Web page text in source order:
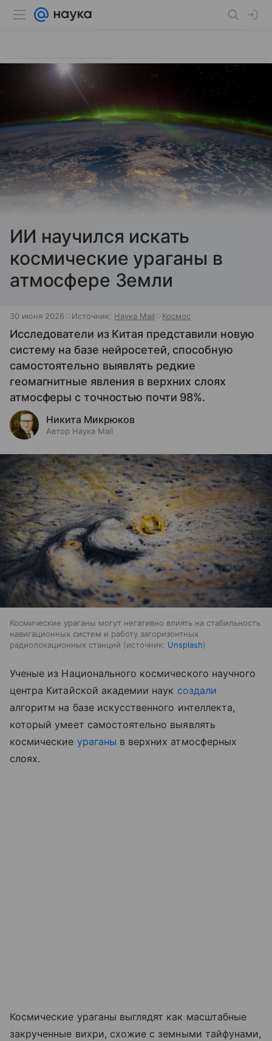
ИИ научился искать
космические ураганы в
атмосфере Земли
30 июня 2026 Источник: Наука Mail Космос
Исследователи из Китая представили новую
систему на базе нейросетей, способную
самостоятельно выявлять редкие
геомагнитные явления в верхних слоях
атмосферы с точностью почти 98%.
Никита Микрюков
Автор Наука Mail
Космические ураганы могут негативно влиять на стабильность
навигационных систем и работу загоризонтных
радиолокационных станций
источник: Unsplash
Ученые из Национального космического научного
центра Китайской академии наук создали
алгоритм на базе искусственного интеллекта,
который умеет самостоятельно выявлять
космические ураганы в верхних атмосферных
слоях.
Космические ураганы выглядят как масштабные
закрученные вихри, схожие с земными тайфунами,